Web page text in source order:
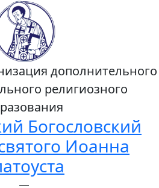
дополнительного
религиозного
Богословский
Иоанна